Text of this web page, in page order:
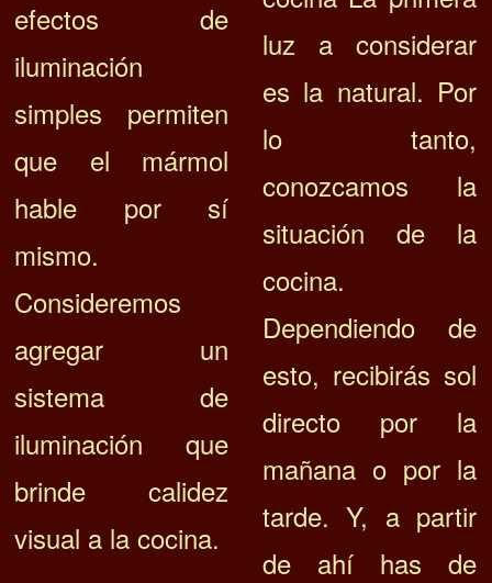
efectos de
iluminación
simples permiten
que el mármol
hable por sí
mismo.
Consideremos
agregar un
sistema de
iluminación que
brinde calidez
visual a la cocina.
luz a considerar
es la natural. Por
lo tanto,
conozcamos la
situación de la
cocina.
Dependiendo de
esto, recibirás sol
directo por la
mañana o por la
tarde. Y, a partir
de ahí has de